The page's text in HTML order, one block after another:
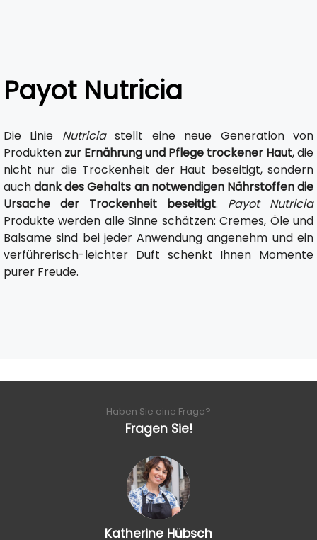
Payot Nutricia
Die Linie Nutriciastellt eine neue Generation von
Produkten zur Ernährung und Pflege trockener Haut, die
nicht nur die Trockenheit der Haut beseitigt, sondern
auchdank des Gehalts an notwendigen Nährstoffen die
Ursache der Trockenheit beseitigt. Payot Nutricia
Produkte werden alle Sinne schätzen: Cremes, Öle und
Balsame sind bei jeder Anwendung angenehm und ein
verführerisch-leichter Duft schenkt Ihnen Momente
purer Freude.
Haben Sie eine Frage?
Fragen Sie!
Katherine Hübsch